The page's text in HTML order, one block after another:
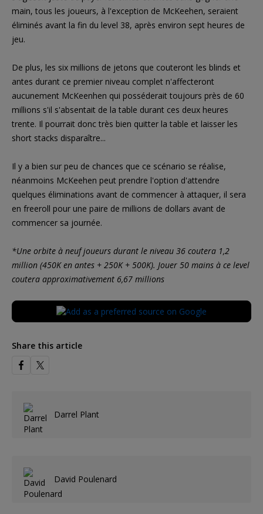
main, tous les joueurs, à l'exception de McKeehen, seraient
éliminés avant la fin du level 38, après environ sept heures de
jeu.
De plus, les six millions de jetons que couteront les blinds et
antes durant ce premier niveau complet n'affecteront
aucunement McKeenhen qui posséderait toujours près de 60
millions s'il s'absentait de la table durant ces deux heures
trente. Il pourrait donc très bien quitter la table et laisser les
short stacks disparaître...
Il y a bien sur peu de chances que ce scénario se réalise,
néanmoins McKeehen peut prendre l'option d'attendre
quelques éliminations avant de commencer à attaquer, il sera
en freeroll pour une paire de millions de dollars avant de
commencer sa journée.
*Une orbite à neuf joueurs durant le niveau 36 coutera 1,2
million (450K en antes + 250K + 500K). Jouer 50 mains à ce level
coutera approximativement 6,67 millions
Share this article
Darrel Plant
David Poulenard